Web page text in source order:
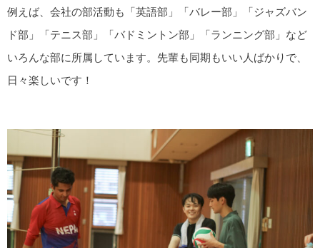
例えば、会社の部活動も「英語部」「バレー部」「ジャズバン
ド部」「テニス部」「バドミントン部」「ランニング部」など
いろんな部に所属しています。先輩も同期もいい人ばかりで、
日々楽しいです！